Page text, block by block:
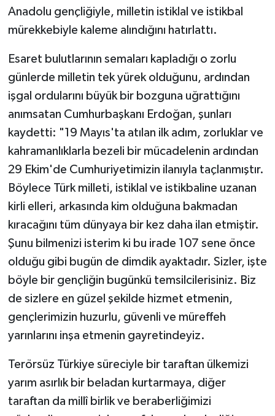
Anadolu gençliğiyle, milletin istiklal ve istikbal
mürekkebiyle kaleme alındığını hatırlattı.
Esaret bulutlarının semaları kapladığı o zorlu
günlerde milletin tek yürek olduğunu, ardından
işgal ordularını büyük bir bozguna uğrattığını
anımsatan Cumhurbaşkanı Erdoğan, şunları
kaydetti: "19 Mayıs'ta atılan ilk adım, zorluklar ve
kahramanlıklarla bezeli bir mücadelenin ardından
29 Ekim'de Cumhuriyetimizin ilanıyla taçlanmıştır.
Böylece Türk milleti, istiklal ve istikbaline uzanan
kirli elleri, arkasında kim olduğuna bakmadan
kıracağını tüm dünyaya bir kez daha ilan etmiştir.
Şunu bilmenizi isterim ki bu irade 107 sene önce
olduğu gibi bugün de dimdik ayaktadır. Sizler, işte
böyle bir gençliğin bugünkü temsilcilerisiniz. Biz
de sizlere en güzel şekilde hizmet etmenin,
gençlerimizin huzurlu, güvenli ve müreffeh
yarınlarını inşa etmenin gayretindeyiz.
Terörsüz Türkiye süreciyle bir taraftan ülkemizi
yarım asırlık bir beladan kurtarmaya, diğer
taraftan da millî birlik ve beraberliğimizi